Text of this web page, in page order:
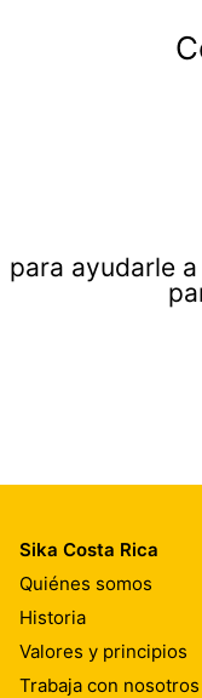
para ayudarle
Sika Costa Rica
Quiénes somos
Historia
Valores y principios
Trabaja con nosotros